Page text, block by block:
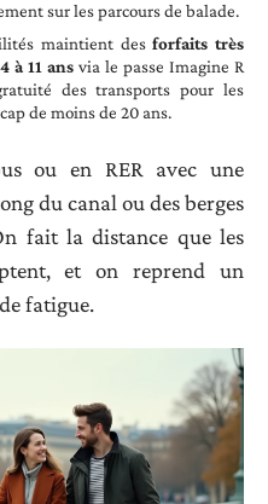
sur les parcours de balade.
maintient desforfaits très
à 11 ans via le passe Imagine R
des transports pour les
de moins de 20 ans.
ou en RER avec une
du canal ou des berges
fait la distance que les
et on reprend un
fatigue.